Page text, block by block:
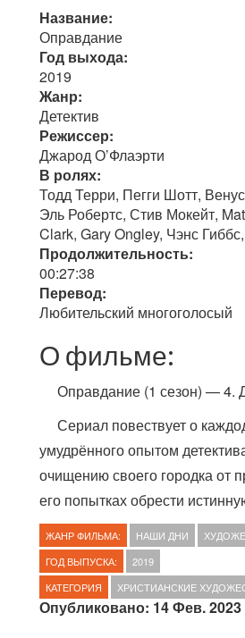
Название:
Оправдание
Год выхода:
2019
Жанр:
Детектив
Режиссер:
Джарод О’Флаэрти
В ролях:
Тодд Терри, Пегги Шотт,
Эль Робертс, Стив Мокейт,
Clark, Gary Ongley, Чэнс
Продолжительность:
00:27:38
Перевод:
Любительский многоголосый
О фильме:
Оправдание (1 сезон) — 4.
Сериал повествует о
умудрённого опытом
очищению своего городка от
его попытках обрести
ЖАНР ФИЛЬМА: НАШИ ДНИ
ГОД ВЫПУСКА:
2019
КАТЕГОРИЯ
ХРИСТИАНСКИЕ
Опубликовано: 14 Фев. 2023